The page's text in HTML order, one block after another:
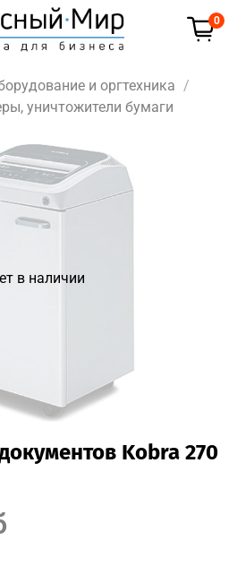
0
и оргтехника
уничтожители бумаги
в наличии
Kobra 270